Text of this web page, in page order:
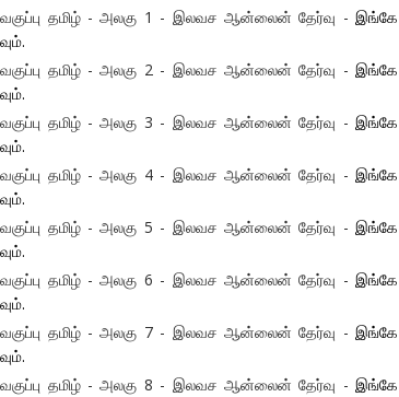
தமிழ் - அலகு 1 - இலவச ஆன்லைன் தேர்வு - இங்கே
தமிழ் - அலகு 2 - இலவச ஆன்லைன் தேர்வு - இங்கே
தமிழ் - அலகு 3 - இலவச ஆன்லைன் தேர்வு - இங்கே
தமிழ் - அலகு 4 - இலவச ஆன்லைன் தேர்வு - இங்கே
தமிழ் - அலகு 5 - இலவச ஆன்லைன் தேர்வு - இங்கே
தமிழ் - அலகு 6 - இலவச ஆன்லைன் தேர்வு - இங்கே
தமிழ் - அலகு 7 - இலவச ஆன்லைன் தேர்வு - இங்கே
தமிழ் - அலகு 8 - இலவச ஆன்லைன் தேர்வு - இங்கே